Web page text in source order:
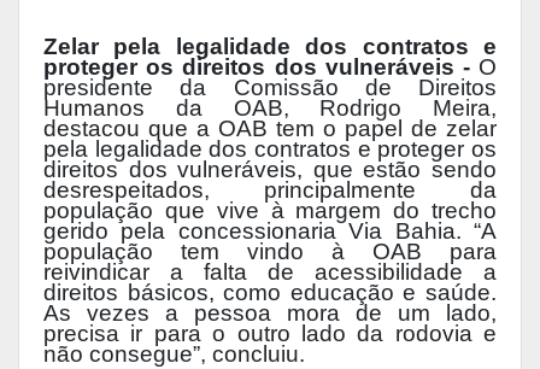
Zelar pela legalidade dos contratos e
proteger os direitos dos vulneráveis - O
presidente da Comissão de Direitos
Humanos da OAB, Rodrigo Meira,
destacou que a OAB tem o papel de zelar
pela legalidade dos contratos e proteger os
direitos dos vulneráveis, que estão sendo
desrespeitados, principalmente da
população que vive à margem do trecho
gerido pela concessionaria Via Bahia. “A
população tem vindo à OAB para
reivindicar a falta de acessibilidade a
direitos básicos, como educação e saúde.
As vezes a pessoa mora de um lado,
precisa ir para o outro lado da rodovia e
não consegue”, concluiu.